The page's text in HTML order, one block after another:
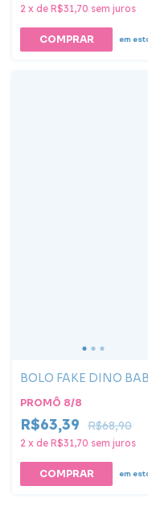
2 x de R$31,70 sem juros
COMPRAR em
BOLO FAKE DINO
PROMÔ 8/8
R$63,39 R$68,90
2 x de R$31,70 sem juros
em